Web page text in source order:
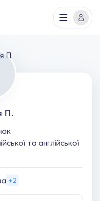
П.
та англійської
+2